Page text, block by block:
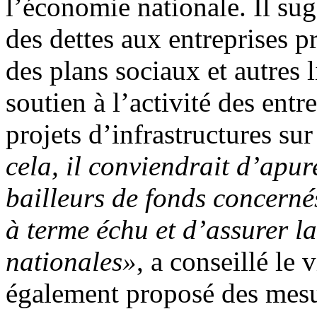
l’économie nationale. Il
des dettes aux entreprises
des plans sociaux et
soutien à l’activité des
projets d’infrastructures
cela, il conviendrait
bailleurs de fonds
à terme échu et d’assurer
nationales», a conseillé le
également proposé des